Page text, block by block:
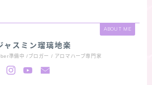
ABOUT ME
ャスミン瑠璃地楽
準備中 /ブロガー / アロマハーブ専門家